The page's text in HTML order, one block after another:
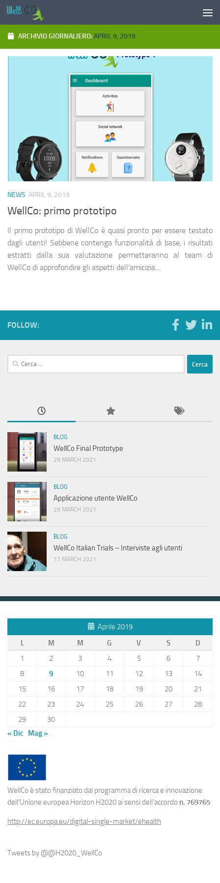
Salta al contenuto
ARCHIVIO GIORNALIERO:APRIL 9, 2019
NEWS APRIL 9, 2019
WellCo: primo prototipo
Il primo prototipo di WellCo è quasi pronto per essere testato
dagli utenti! Sebbene contenga funzionalità di base, i risultati
estratti dalla sua valutazione permetteranno al team di
WellCo di approfondire gli aspetti dell’amicizia...
FOLLOW:
Ricerca
per:
BLOG
WellCo Final Prototype
29 MARCH 2021
BLOG
Applicazione utente WellCo
29 MARCH 2021
BLOG
WellCo Italian Trials – Interviste agli utenti
17 MARCH 2021
Aprile 2019
L
M M G V S
D
1
2 3 4 5 6
7
8
9 10 11 12 13
14
15
16 17 18 19 20
21
22
23 24 25 26 27
28
29
30
« Dic
Mag »
WellCo è stato finanziato dal programma di ricerca e innovazione
dell'Unione europea Horizon H2020 ai sensi dell'accordo n. 769765
http://ec.europa.eu/digital-single-market/ehealth
Tweets by @@H2020_WellCo